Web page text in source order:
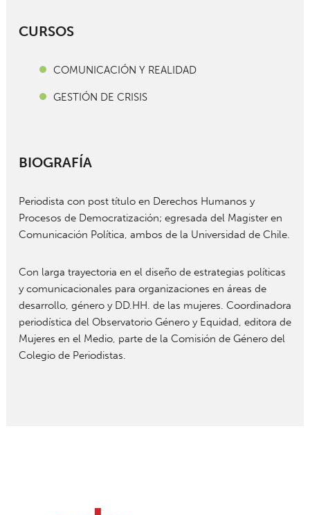
CURSOS
COMUNICACIÓN Y REALIDAD
GESTIÓN DE CRISIS
BIOGRAFÍA
Periodista con post título en Derechos Humanos y
Procesos de Democratización; egresada del Magister en
Comunicación Política, ambos de la Universidad de Chile.
Con larga trayectoria en el diseño de estrategias políticas
y comunicacionales para organizaciones en áreas de
desarrollo, género y DD.HH. de las mujeres. Coordinadora
periodística del Observatorio Género y Equidad, editora de
Mujeres en el Medio, parte de la Comisión de Género del
Colegio de Periodistas.